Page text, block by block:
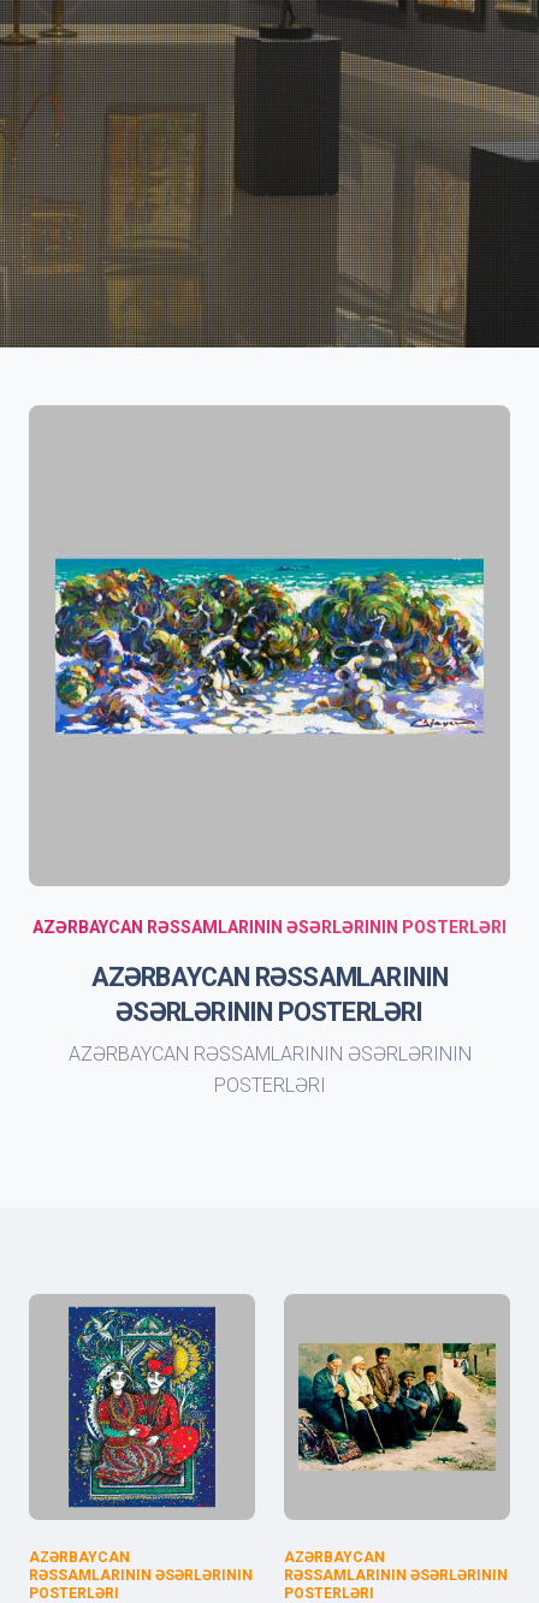
AZƏRBAYCAN RƏSSAMLARININ ƏSƏRLƏRININ POSTERLƏRI
AZƏRBAYCAN RƏSSAMLARININ
ƏSƏRLƏRININ POSTERLƏRI
AZƏRBAYCAN RƏSSAMLARININ ƏSƏRLƏRININ
POSTERLƏRI
AZƏRBAYCAN
RƏSSAMLARININ ƏSƏRLƏRININ
POSTERLƏRI
AZƏRBAYCAN
RƏSSAMLARININ ƏSƏRLƏRININ
POSTERLƏRI